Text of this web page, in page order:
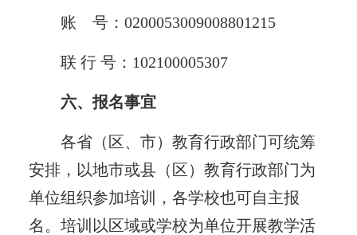
账 号：0200053009008801215
联 行 号：102100005307
六、报名事宜
各省（区、市）教育行政部门可统筹
安排，以地市或县（区）教育行政部门为
单位组织参加培训，各学校也可自主报
名。培训以区域或学校为单位开展教学活